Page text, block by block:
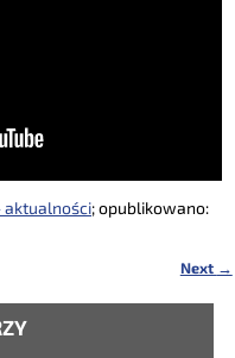
aktualności; opublikowano:
Next →